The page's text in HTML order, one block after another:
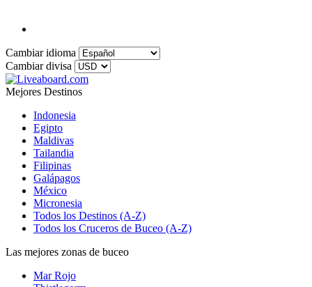
Cambiar idioma
Cambiar divisa
Mejores Destinos
Indonesia
Egipto
Maldivas
Tailandia
Filipinas
Galápagos
México
Micronesia
Todos los Destinos (A-Z)
Todos los Cruceros de Buceo (A-Z)
Las mejores zonas de buceo
Mar Rojo